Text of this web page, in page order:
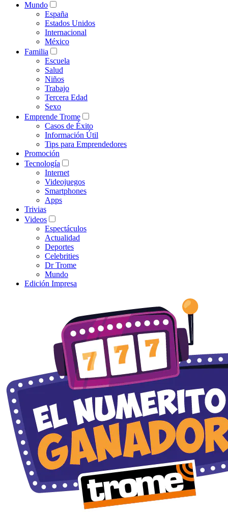
Mundo
España
Estados Unidos
Internacional
México
Familia
Escuela
Salud
Niños
Trabajo
Tercera Edad
Sexo
Emprende Trome
Casos de Éxito
Información Útil
Tips para Emprendedores
Promoción
Tecnología
Internet
Videojuegos
Smartphones
Apps
Trivias
Videos
Espectáculos
Actualidad
Deportes
Celebrities
Dr Trome
Mundo
Edición Impresa